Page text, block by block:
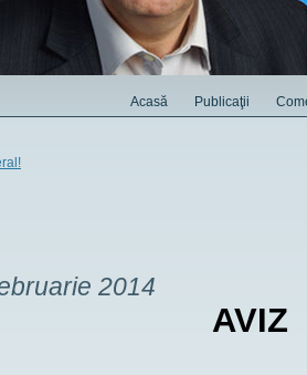
Acasă Publicaţii
2014
AVIZ